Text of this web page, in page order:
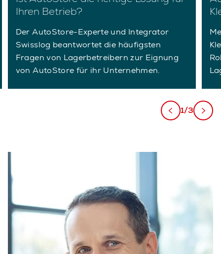
Ihren Betrieb?
Der AutoStore-Experte und Integrator
Swisslog beantwortet die häufigsten
Fragen von Lagerbetreibern zur Eignung
von AutoStore für ihr Unternehmen.
1/3